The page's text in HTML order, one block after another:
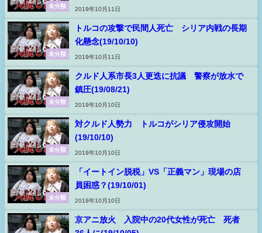
未分類
2019年10月11日
未分類
トルコの攻撃で民間人死亡 シリア内戦の長期
化懸念(19/10/10)
2019年10月11日
未分類
クルド人系市長3人更迭に抗議 警察が放水で
鎮圧(19/08/21)
2019年10月10日
未分類
対クルド人勢力 トルコがシリア侵攻開始
(19/10/10)
2019年10月10日
未分類
「イートイン脱税」VS「正義マン」現場の店
員困惑？(19/10/01)
2019年10月10日
京アニ放火 入院中の20代女性が死亡 死者